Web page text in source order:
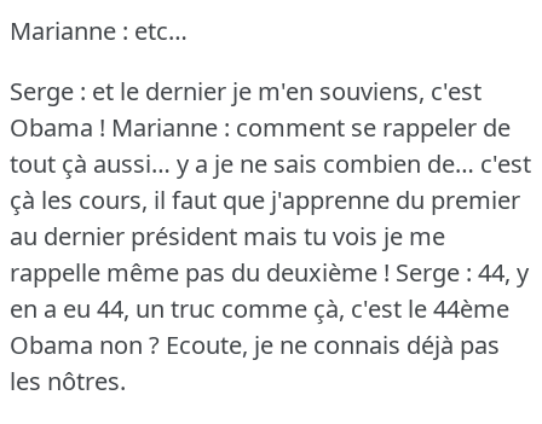
Marianne : etc…
Serge : et le dernier je m'en souviens, c'est
Obama ! Marianne : comment se rappeler de
tout çà aussi… y a je ne sais combien de… c'est
çà les cours, il faut que j'apprenne du premier
au dernier président mais tu vois je me
rappelle même pas du deuxième ! Serge : 44, y
en a eu 44, un truc comme çà, c'est le 44ème
Obama non ? Ecoute, je ne connais déjà pas
les nôtres.